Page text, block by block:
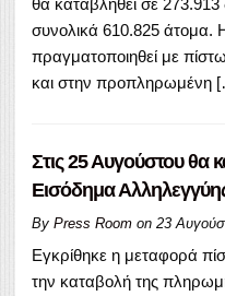
συνολικά 610.825
πραγματοποιηθεί με
και στην προπληρωμένη
Στις 25 Αυγούστου θα
Εισόδημα
By Press Room on 23
Eγκρίθηκε η μεταφορά
την καταβολή της